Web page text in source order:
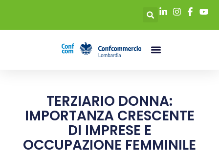
TERZIARIO DONNA:
IMPORTANZA CRESCENTE
DI IMPRESE E
OCCUPAZIONE FEMMINILE